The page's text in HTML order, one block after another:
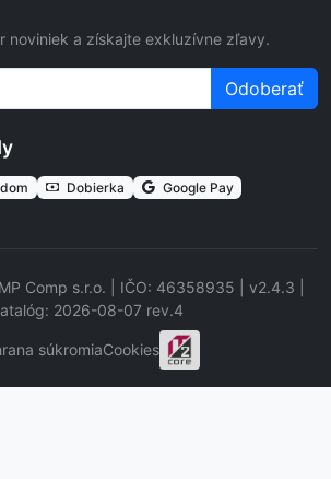
noviniek a získajte exkluzívne zľavy.
Odoberať
Dobierka
Google Pay
Comp s.r.o. | IČO: 46358935 | v2.4.3 |
2026-08-07 rev.4
súkromiaCookies